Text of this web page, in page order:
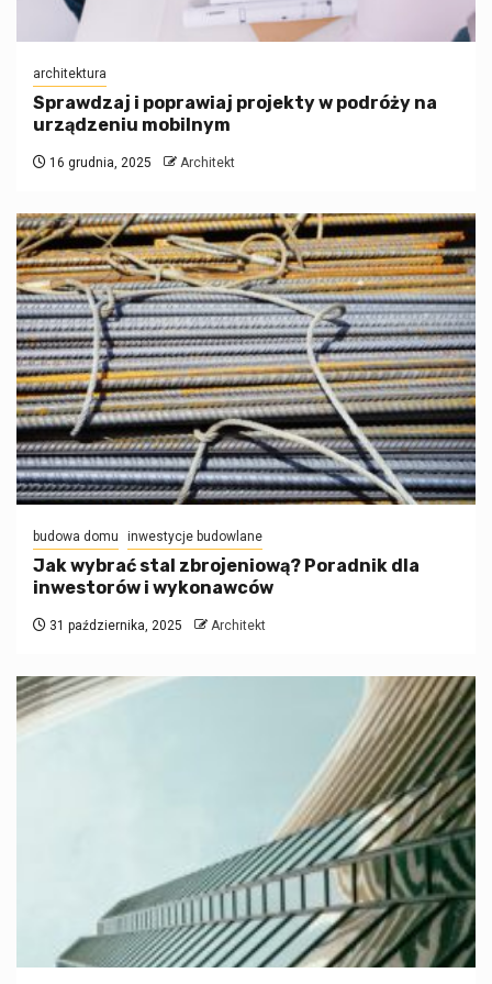
architektura
Sprawdzaj i poprawiaj projekty w podróży na
urządzeniu mobilnym
16 grudnia, 2025 Architekt
budowa domu inwestycje budowlane
Jak wybrać stal zbrojeniową? Poradnik dla
inwestorów i wykonawców
31 października, 2025 Architekt